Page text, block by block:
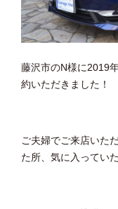
藤沢市のN様に
約いただきました！
ご夫婦でご来店いた
た所、気に入ってい